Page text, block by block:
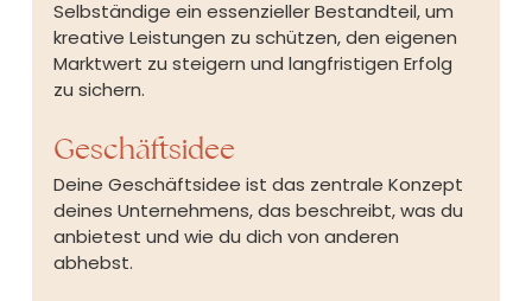
Selbständige ein essenzieller Bestandteil, um
kreative Leistungen zu schützen, den eigenen
Marktwert zu steigern und langfristigen Erfolg
zu sichern.
Geschäftsidee
Deine Geschäftsidee ist das zentrale Konzept
deines Unternehmens, das beschreibt, was du
anbietest und wie du dich von anderen
abhebst.